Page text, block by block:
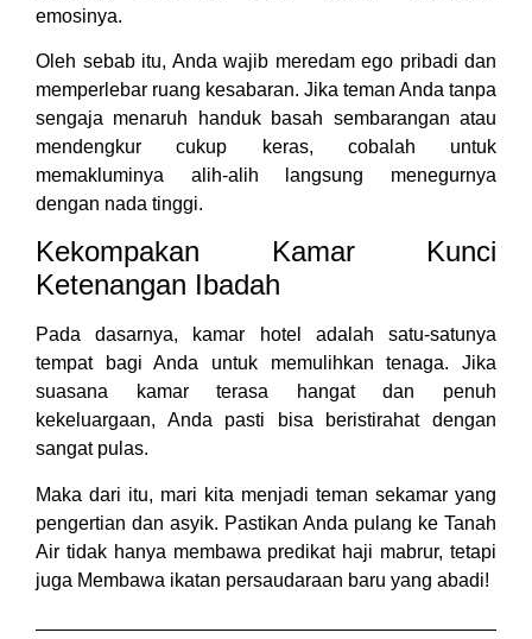
emosinya.
Oleh sebab itu, Anda wajib meredam ego pribadi dan
memperlebar ruang kesabaran. Jika teman Anda tanpa
sengaja menaruh handuk basah sembarangan atau
mendengkur cukup keras, cobalah untuk
memakluminya alih-alih langsung menegurnya
dengan nada tinggi.
Kekompakan Kamar Kunci
Ketenangan Ibadah
Pada dasarnya, kamar hotel adalah satu-satunya
tempat bagi Anda untuk memulihkan tenaga. Jika
suasana kamar terasa hangat dan penuh
kekeluargaan, Anda pasti bisa beristirahat dengan
sangat pulas.
Maka dari itu, mari kita menjadi teman sekamar yang
pengertian dan asyik. Pastikan Anda pulang ke Tanah
Air tidak hanya membawa predikat haji mabrur, tetapi
juga Membawa ikatan persaudaraan baru yang abadi!